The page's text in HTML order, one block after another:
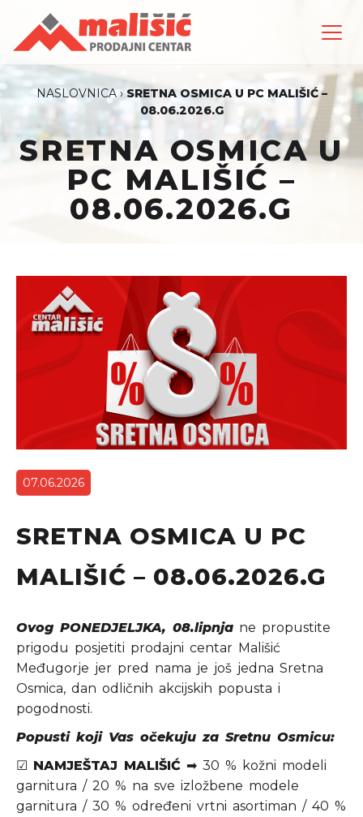
NASLOVNICA› SRETNA OSMICA U PC MALIŠIĆ –
08.06.2026.G
SRETNA OSMICA U
PC MALIŠIĆ –
08.06.2026.G
07.06.2026
SRETNA OSMICA U PC
MALIŠIĆ – 08.06.2026.G
Ovog PONEDJELJKA, 08.lipnja ne propustite
prigodu posjetiti prodajni centar Mališić
Međugorje jer pred nama je još jedna Sretna
Osmica, dan odličnih akcijskih popusta i
pogodnosti.
Popusti koji Vas očekuju za Sretnu Osmicu:
☑ NAMJEŠTAJ MALIŠIĆ ➡ 30 % kožni modeli
garnitura / 20 % na sve izložbene modele
garnitura / 30 % određeni vrtni asortiman / 40 %